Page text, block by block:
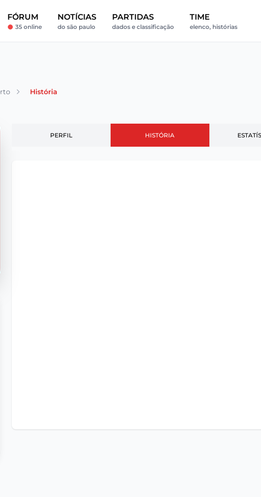
FÓRUM
35 online
NOTÍCIAS
do são paulo
PARTIDAS
dados e classificação
TIME
elenco, histórias
História
PERFIL HISTÓRIA